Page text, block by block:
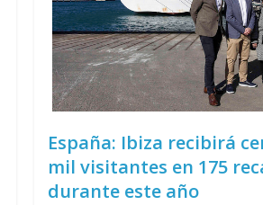
España: Ibiza recibirá
mil visitantes en 175
durante este año